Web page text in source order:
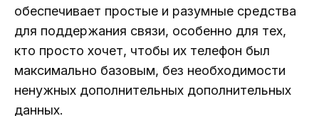
обеспечивает простые и разумные средства
для поддержания связи, особенно для тех,
кто просто хочет, чтобы их телефон был
максимально базовым, без необходимости
ненужных дополнительных дополнительных
данных.